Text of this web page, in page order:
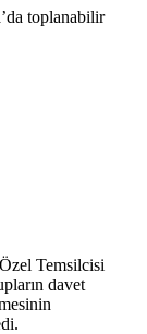
toplanabilir
Temsilcisi
davet